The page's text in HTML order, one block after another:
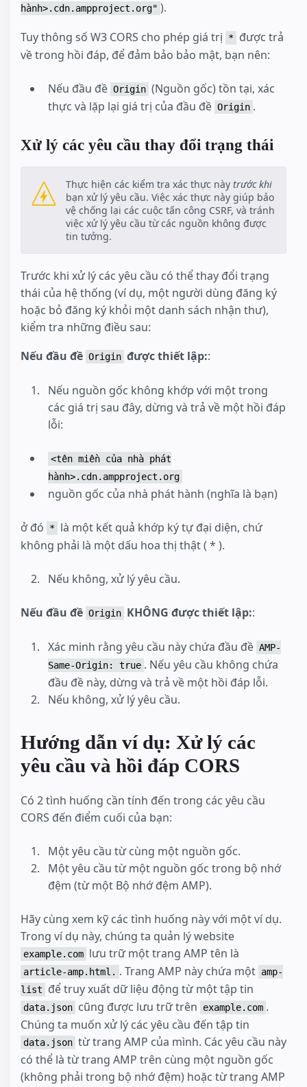
hành>.cdn.ampproject.org" ).
Tuy thông số W3 CORS cho phép giá trị
*
được trả
về trong hồi đáp, để đảm bảo bảo mật, bạn nên:
Nếu đầu đề Origin (Nguồn gốc) tồn tại, xác
thực và lặp lại giá trị của đầu đề Origin .
Xử lý các yêu cầu thay đổi trạng thái
Thực hiện các kiểm tra xác thực này trước khi
bạn xử lý yêu cầu. Việc xác thực này giúp bảo
vệ chống lại các cuộc tấn công CSRF, và tránh
việc xử lý yêu cầu từ các nguồn không được
tin tưởng.
Trước khi xử lý các yêu cầu có thể thay đổi trạng
thái của hệ thống (ví dụ, một người dùng đăng ký
hoặc bỏ đăng ký khỏi một danh sách nhận thư),
kiểm tra những điều sau:
Nếu đầu đề Origin được thiết lập::
Nếu nguồn gốc không khớp với một trong
các giá trị sau đây, dừng và trả về một hồi đáp
lỗi:
<tên miền của nhà phát
hành>.cdn.ampproject.org
nguồn gốc của nhà phát hành (nghĩa là bạn)
ở đó *
là một kết quả khớp ký tự đại diện, chứ
không phải là một dấu hoa thị thật ( * ).
Nếu không, xử lý yêu cầu.
Nếu đầu đề Origin KHÔNG được thiết lập::
Xác minh rằng yêu cầu này chứa đầu đề AMP-
Same-Origin: true . Nếu yêu cầu không chứa
đầu đề này, dừng và trả về một hồi đáp lỗi.
Nếu không, xử lý yêu cầu.
Hướng dẫn ví dụ: Xử lý các
yêu cầu và hồi đáp CORS
Có 2 tình huống cần tính đến trong các yêu cầu
CORS đến điểm cuối của bạn:
Một yêu cầu từ cùng một nguồn gốc.
Một yêu cầu từ một nguồn gốc trong bộ nhớ
đệm (từ một Bộ nhớ đệm AMP).
Hãy cùng xem kỹ các tình huống này với một ví dụ.
Trong ví dụ này, chúng ta quản lý website
example.com lưu trữ một trang AMP tên là
article-amp.html. . Trang AMP này chứa một amp-
list
để truy xuất dữ liệu động từ một tập tin
data.json cũng được lưu trữ trên example.com .
Chúng ta muốn xử lý các yêu cầu đến tập tin
data.json từ trang AMP của mình. Các yêu cầu này
có thể là từ trang AMP trên cùng một nguồn gốc
(không phải trong bộ nhớ đệm) hoặc từ trang AMP